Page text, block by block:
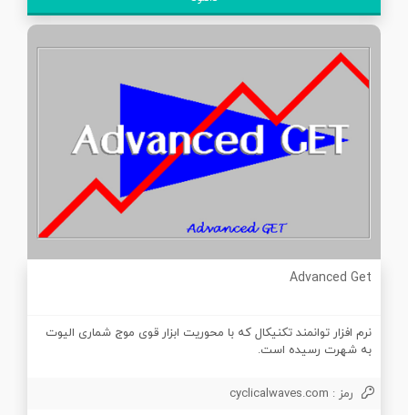
Advanced Get
نرم افزار توانمند تکنیکال که با محوریت ابزار قوی موج شماری الیوت
به شهرت رسیده است.
رمز : cyclicalwaves.com